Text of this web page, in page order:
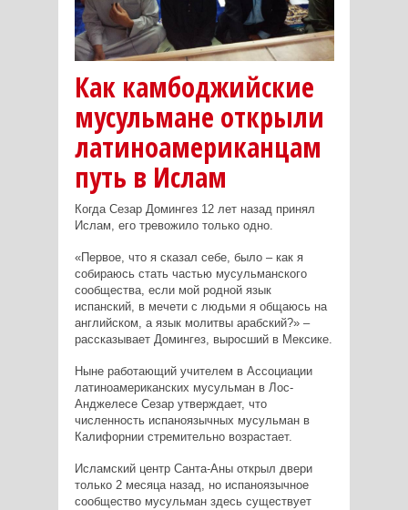
Как камбоджийские
мусульмане открыли
латиноамериканцам
путь в Ислам
Когда Сезар Домингез 12 лет назад принял
Ислам, его тревожило только одно.
«Первое, что я сказал себе, было – как я
собираюсь стать частью мусульманского
сообщества, если мой родной язык
испанский, в мечети с людьми я общаюсь на
английском, а язык молитвы арабский?»–
рассказывает Домингез, выросший в Мексике.
Ныне работающий учителем в Ассоциации
латиноамериканских мусульман в Лос-
Анджелесе Сезар утверждает, что
численность испаноязычных мусульман в
Калифорнии стремительно возрастает.
Исламский центр Санта-Аны открыл двери
только 2 месяца назад, но испаноязычное
сообщество мусульман здесь существует